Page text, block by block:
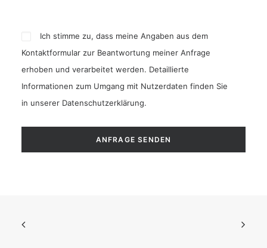
Ich stimme zu, dass meine Angaben aus dem
Kontaktformular zur Beantwortung meiner Anfrage
erhoben und verarbeitet werden. Detaillierte
Informationen zum Umgang mit Nutzerdaten finden Sie
in unserer Datenschutzerklärung.